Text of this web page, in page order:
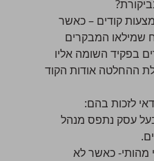
קודים – כאשר
שמילאו המבקרים
בפקיד השומה אליו
ההחלטה אודות הקוד
לזכות בהם:
בעל עסק נתפס מנהל
מהותי- כאשר לא